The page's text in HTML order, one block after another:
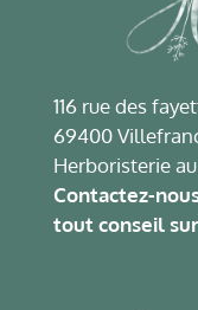
116 rue des
69400
Herboristerie
Contactez-
tout conseil